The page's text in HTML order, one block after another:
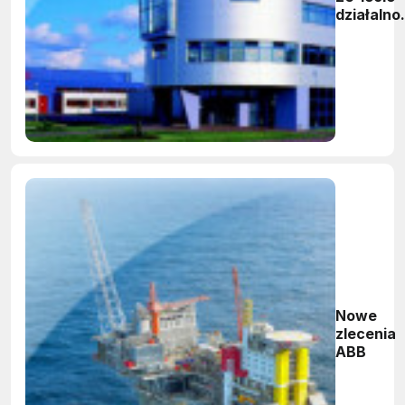
Nowe
zlecenia
ABB